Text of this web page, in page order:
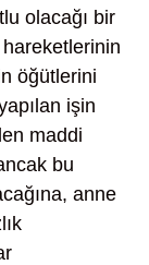
olacağı bir
öğütlerini
işin
maddi
bu
anne